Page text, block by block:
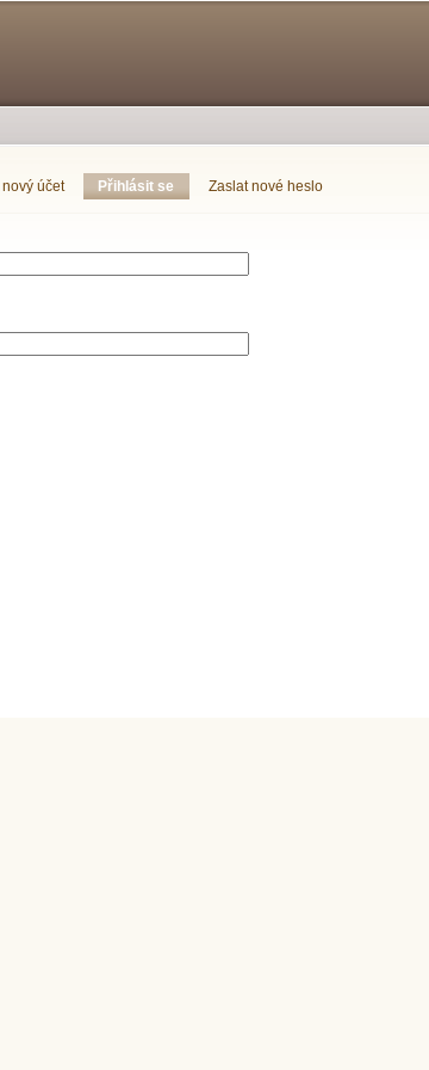
účet Přihlásit se (aktivní záložka)
Zaslat nové heslo